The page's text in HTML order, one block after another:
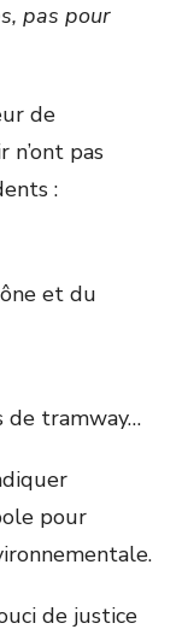
pas pour
de
n’ont pas
:
et du
de tramway…
pour
de justice